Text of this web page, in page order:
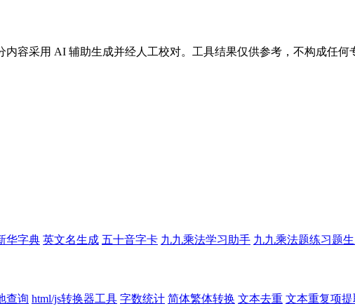
容采用 AI 辅助生成并经人工校对。工具结果仅供参考，不构成任何
华字典 英文名生成 五十音字卡 九九乘法学习助手 九九乘法题练习题
查询 html/js转换器工具 字数统计 简体繁体转换 文本去重 文本重复项提